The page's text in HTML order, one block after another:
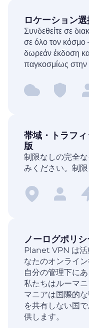
ロケーション
Συνδεθείτε σε
σε όλο τον κόσμο
δωρεάν έκδοση
παγκοσμίως
帯域・トラフ
版
制限なしの完全
みください。制
ノーログポリ
Planet VPN は
なたのオンライ
自分の管理下にあ
私たちはルーマ
マニアは国際的
を共有しない国
供します。